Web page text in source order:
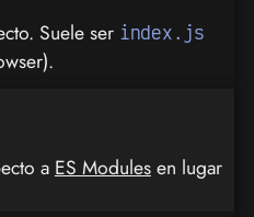
Suele ser index.js
a ES Modulesen lugar